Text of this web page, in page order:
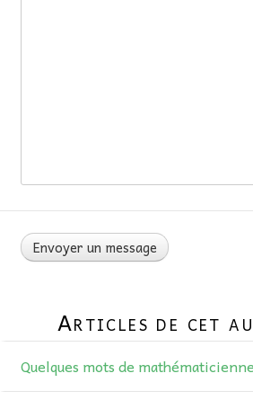
Articles de cet
Quelques mots de